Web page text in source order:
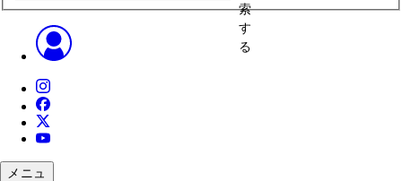
索
す
る
メニュ